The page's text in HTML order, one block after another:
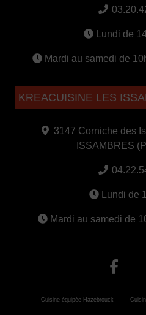
Lundi de
Mardi au samedi de
KREACUISINE LES
3147 Corniche des
ISSAMBRES
Lundi de
Mardi au samedi de
Cuisine équipée Hazebrouck